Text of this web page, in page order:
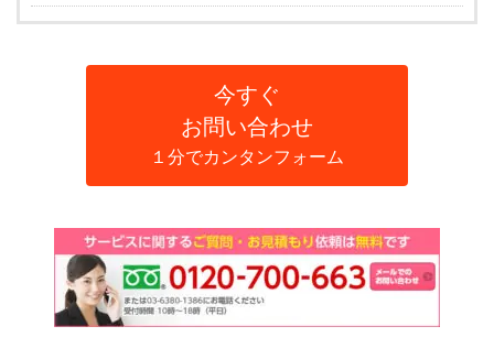
今すぐ
お問い合わせ
１分でカンタンフォーム